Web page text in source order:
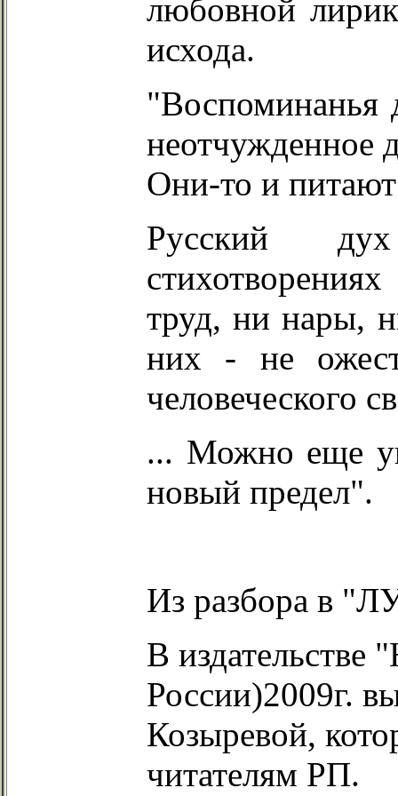
любовной
исхода.
"Воспоминанья
неотчужденное
Они-то и
Русский
труд, ни нары,
них - не
человеческого
... Можно еще
новый предел".
Из разбора в
В издательстве
России)2009г.
Козыревой,
читателям РП.